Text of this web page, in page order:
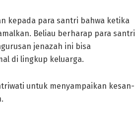
kepada para santri bahwa ketika
Beliau berharap para santri
jenazah ini bisa
di lingkup keluarga.
untuk menyampaikan kesan-